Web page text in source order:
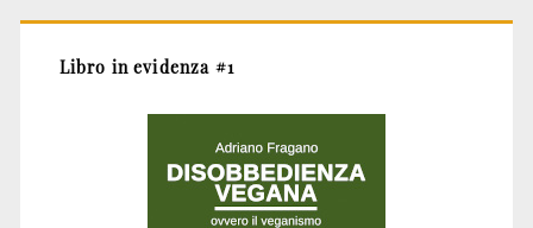
Libro in evidenza #1